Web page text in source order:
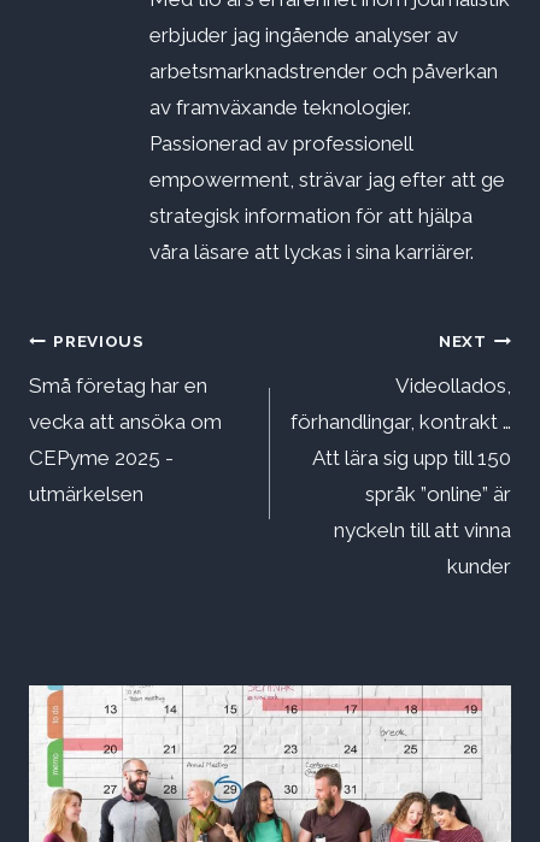
erbjuder jag ingående analyser av
arbetsmarknadstrender och påverkan
av framväxande teknologier.
Passionerad av professionell
empowerment, strävar jag efter att ge
strategisk information för att hjälpa
våra läsare att lyckas i sina karriärer.
Inläggsnavigering
PREVIOUS
Små företag har en
vecka att ansöka om
CEPyme 2025 -
utmärkelsen
NEXT
Videollados,
förhandlingar, kontrakt …
Att lära sig upp till 150
språk ”online” är
nyckeln till att vinna
kunder